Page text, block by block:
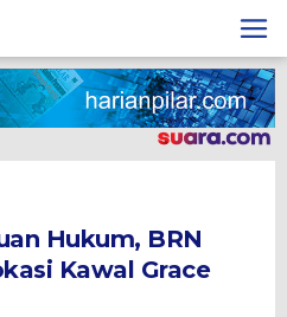
Hukum, BRN
Kawal Grace